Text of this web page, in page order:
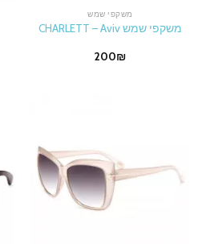
משקפי שמש
משקפי שמש CHARLETT – Aviv
200₪